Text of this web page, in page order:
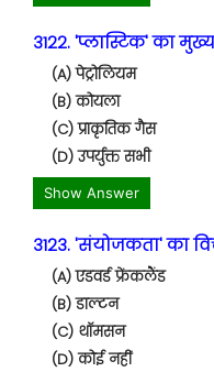
3122. 'प्लास्टिक' का
(A) पेट्रोलियम
(B) कोयला
(C) प्राकृतिक गैस
(D) उपर्युक्त सभी
Show Answer
3123. 'संयोजकता' का
(A) एडवर्ड फ्रेंकलैंड
(B) डाल्टन
(C) थॉमसन
(D) कोई नहीं